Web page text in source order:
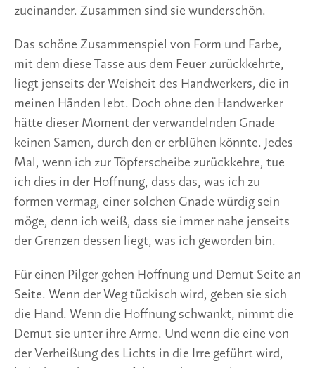
zueinander. Zusammen sind sie wunderschön.
Das schöne Zusammenspiel von Form und Farbe,
mit dem diese Tasse aus dem Feuer zurückkehrte,
liegt jenseits der Weisheit des Handwerkers, die in
meinen Händen lebt. Doch ohne den Handwerker
hätte dieser Moment der verwandelnden Gnade
keinen Samen, durch den er erblühen könnte. Jedes
Mal, wenn ich zur Töpferscheibe zurückkehre, tue
ich dies in der Hoffnung, dass das, was ich zu
formen vermag, einer solchen Gnade würdig sein
möge, denn ich weiß, dass sie immer nahe jenseits
der Grenzen dessen liegt, was ich geworden bin.
Für einen Pilger gehen Hoffnung und Demut Seite an
Seite. Wenn der Weg tückisch wird, geben sie sich
die Hand. Wenn die Hoffnung schwankt, nimmt die
Demut sie unter ihre Arme. Und wenn die eine von
der Verheißung des Lichts in die Irre geführt wird,